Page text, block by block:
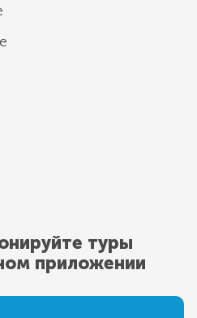
туры
приложении